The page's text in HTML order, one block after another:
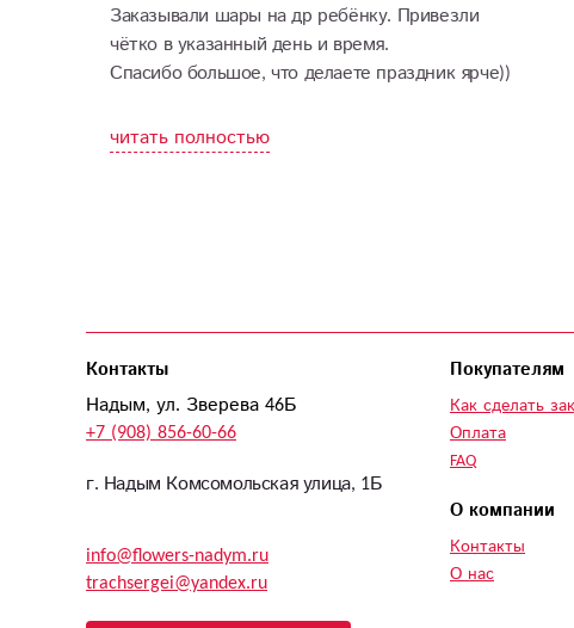
Заказывали шары на др ребёнку. Привезли
чётко в указанный день и время.
Спасибо большое, что делаете праздник ярче))
читать полностью
Контакты
Надым, ул. Зверева 46Б
+7 (908) 856-60-66
г. Надым Комсомольская улица, 1Б
info@flowers-nadym.ru
trachsergei@yandex.ru
Покупателям
Как сделать
Оплата
FAQ
О компании
Контакты
О нас